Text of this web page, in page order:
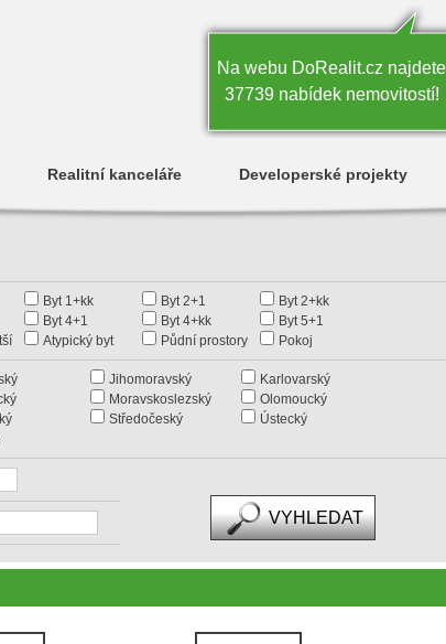
Na webu DoRealit.cz najdete
37739 nabídek nemovitostí!
Realitní kanceláře Developerské projekty
Byt 1+kk Byt 2+1
Byt 2+kk
Byt 4+1 Byt 4+kk
Byt 5+1
Atypický byt Půdní prostory Pokoj
Jihomoravský
Karlovarský
Moravskoslezský
Olomoucký
Středočeský
Ústecký